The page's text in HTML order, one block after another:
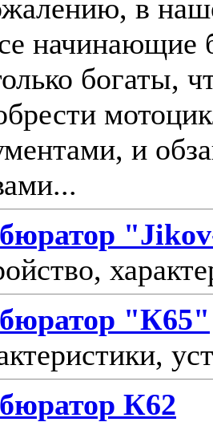
в
начинающие
богаты,
и
"К65"
К62